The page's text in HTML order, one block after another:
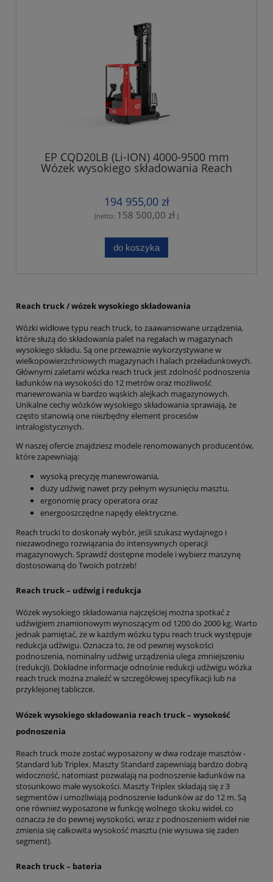
EP CQD20LB (Li-ION) 4000-9500 mm
Wózek wysokiego składowania Reach
Truck
194 955,00 zł
(netto: 158 500,00 zł )
do koszyka
Reach truck / wózek wysokiego składowania
Wózki widłowe typu reach truck, to zaawansowane urządzenia,
które służą do składowania palet na regałach w magazynach
wysokiego składu. Są one przeważnie wykorzystywane w
wielkopowierzchniowych magazynach i halach przeładunkowych.
Głównymi zaletami wózka reach truck jest zdolność podnoszenia
ładunków na wysokości do 12 metrów oraz możliwość
manewrowania w bardzo wąskich alejkach magazynowych.
Unikalne cechy wózków wysokiego składowania sprawiają, że
często stanowią one niezbędny element procesów
intralogistycznych.
W naszej ofercie znajdziesz modele renomowanych producentów,
które zapewniają:
wysoką precyzję manewrowania,
duży udźwig nawet przy pełnym wysunięciu masztu,
ergonomię pracy operatora oraz
energooszczędne napędy elektryczne.
Reach trucki to doskonały wybór, jeśli szukasz wydajnego i
niezawodnego rozwiązania do intensywnych operacji
magazynowych. Sprawdź dostępne modele i wybierz maszynę
dostosowaną do Twoich potrzeb!
Reach truck – udźwig i redukcja
Wózek wysokiego składowania najczęściej można spotkać z
udźwigiem znamionowym wynoszącym od 1200 do 2000 kg. Warto
jednak pamiętać, że w każdym wózku typu reach truck występuje
redukcja udźwigu. Oznacza to, że od pewnej wysokości
podnoszenia, nominalny udźwig urządzenia ulega zmniejszeniu
(redukcji). Dokładne informacje odnośnie redukcji udźwigu wózka
reach truck można znaleźć w szczegółowej specyfikacji lub na
przyklejonej tabliczce.
Wózek wysokiego składowania reach truck – wysokość
podnoszenia
Reach truck może zostać wyposażony w dwa rodzaje masztów -
Standard lub Triplex. Maszty Standard zapewniają bardzo dobrą
widoczność, natomiast pozwalają na podnoszenie ładunków na
stosunkowo małe wysokości. Maszty Triplex składają się z 3
segmentów i umożliwiają podnoszenie ładunków aż do 12 m. Są
one również wyposażone w funkcję wolnego skoku wideł, co
oznacza że do pewnej wysokości, wraz z podnoszeniem wideł nie
zmienia się całkowita wysokość masztu (nie wysuwa się żaden
segment).
Reach truck – bateria